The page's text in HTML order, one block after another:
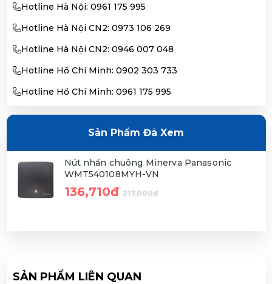
Hotline Hà Nội: 0961 175 995
Hotline Hà Nội CN2: 0973 106 269
Hotline Hà Nội CN2: 0946 007 048
Hotline Hồ Chí Minh: 0902 303 733
Hotline Hồ Chí Minh: 0961 175 995
Sản Phẩm Đã Xem
Nút nhấn chuông Minerva Panasonic
WMT540108MYH-VN
136,710đ 217,000đ
SẢN PHẨM LIÊN QUAN